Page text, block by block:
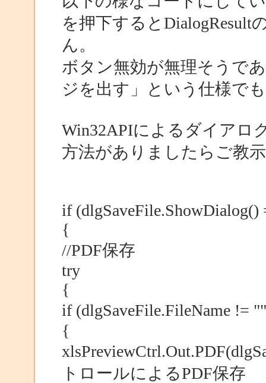
を押下するとDialogResult
ん。
ボタン無効が無理そうで
ジを出す」という仕様で
Win32APIによるダイアロ
方法がありましたらご教
if
{
//PDF保存
try
{
if (dlgSaveFile.FileName
{
トロールによるPDF保存